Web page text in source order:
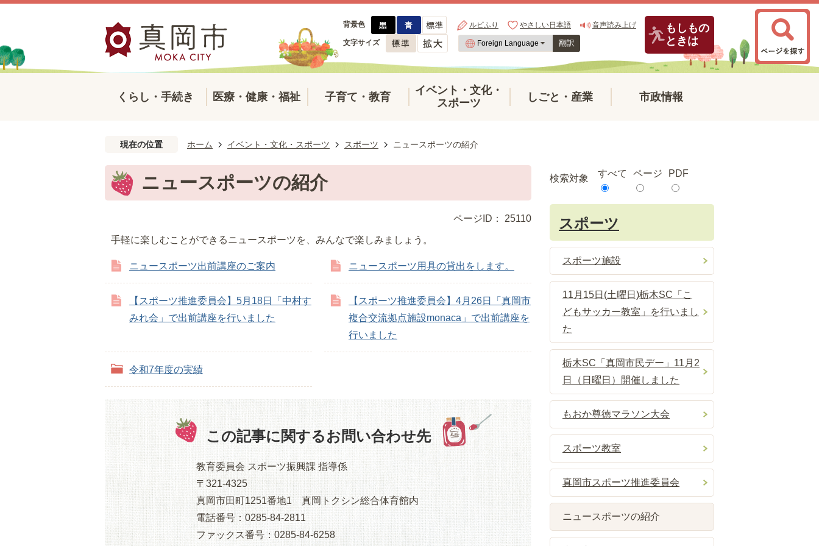
背景色 ルビふり やさしい日本語 音声読み上げ
文字サイズ 翻訳
もしもの
ときは
くらし・手続き 医療・健康・福祉 子育て・教育
イベント・文化・
スポーツ
しごと・産業 市政情報
現在の位置 ホーム イベント・文化・スポーツ スポーツ ニュースポーツの紹介
ニュースポーツの紹介
ページID： 25110
手軽に楽しむことができるニュースポーツを、みんなで楽しみましょう。
ニュースポーツ出前講座のご案内 ニュースポーツ用具の貸出をします。
【スポーツ推進委員会】5月18日「中村す
みれ会」で出前講座を行いました
【スポーツ推進委員会】4月26日「真岡市
複合交流拠点施設monaca」で出前講座を
行いました
令和7年度の実績
この記事に関するお問い合わせ先
教育委員会 スポーツ振興課 指導係
〒321-4325
真岡市田町1251番地1 真岡トクシン総合体育館内
電話番号：0285-84-2811
ファックス番号：0285-84-6258
検索対象 すべて ページ PDF
スポーツ
スポーツ施設
11月15日(土曜日)栃木SC「こ
どもサッカー教室」を行いまし
た
栃木SC「真岡市民デー」11月2
日（日曜日）開催しました
もおか尊徳マラソン大会
スポーツ教室
真岡市スポーツ推進委員会
ニュースポーツの紹介